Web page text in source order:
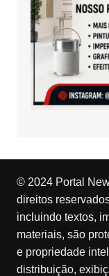
© 2024 Portal
direitos
incluindo textos,
materiais, são
e propriedade
distribuição,